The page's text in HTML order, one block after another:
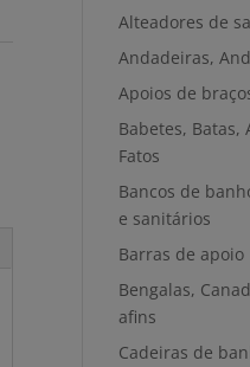
Alteadores de
Andadeiras,
Apoios de
Babetes, Batas,
Fatos
Bancos de
e sanitários
Barras de apoio
Bengalas,
afins
Cadeiras de